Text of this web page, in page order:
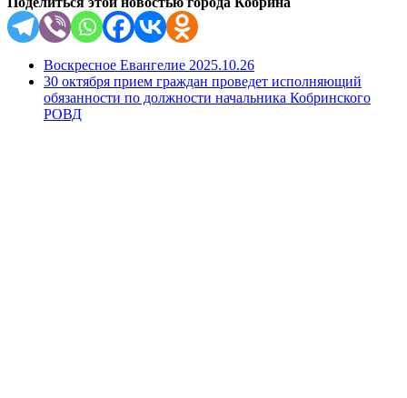
Воскресное Евангелие 2025.10.26
30 октября прием граждан проведет исполняющий
обязанности по должности начальника Кобринского
РОВД